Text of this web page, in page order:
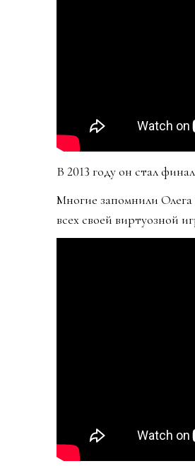
В 2013 году он стал
Многие запомнили
всех своей виртуозной